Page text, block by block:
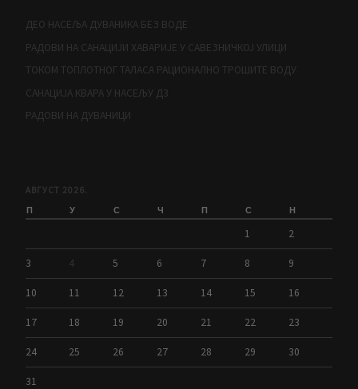
ДЕО НАСЕЉА ДУВАНИКА БЕЗ ВОДЕ
РАДОВИ НА САНАЦИЈИ ХАВАРИЈЕ У САВЕЗНИЧКОЈ УЛИЦИ
ТОКОМ ТОПЛОТНОГ ТАЛАСА РАЦИОНАЛНО ТРОШИТЕ ВОДУ
САНАЦИЈА КВАРА У НАСЕЉУ Д3
РАДОВИ НА ДУВАНИЦИ
АВГУСТ 2026.
П У С Ч П С Н
1 2
3 4 5 6 7 8 9
10 11 12 13 14 15 16
17 18 19 20 21 22 23
24 25 26 27 28 29 30
31